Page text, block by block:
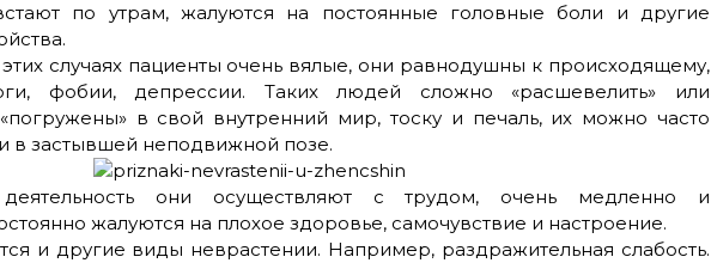
по утрам, жалуются на постоянные головные боли и другие
этих случаях пациенты очень вялые, они равнодушны к происходящему,
фобии, депрессии. Таких людей сложно «расшевелить» или
в свой внутренний мир, тоску и печаль, их можно часто
в застывшей неподвижной позе.
деятельность они осуществляют с трудом, очень медленно и
жалуются на плохое здоровье, самочувствие и настроение.
и другие виды неврастении. Например, раздражительная слабость.